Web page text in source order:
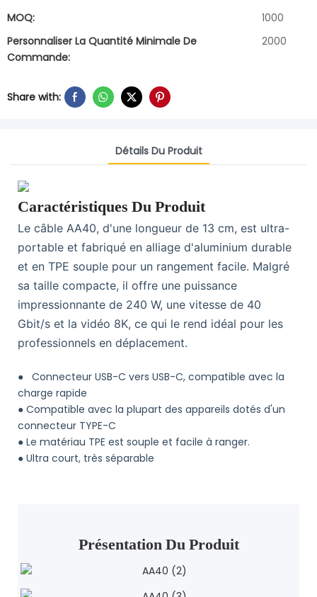
MOQ:
1000
Personnaliser La Quantité Minimale De
Commande:
2000
Share with:
Détails Du Produit
Caractéristiques Du Produit
Le câble AA40, d'une longueur de 13 cm, est ultra-
portable et fabriqué en alliage d'aluminium durable
et en TPE souple pour un rangement facile. Malgré
sa taille compacte, il offre une puissance
impressionnante de 240 W, une vitesse de 40
Gbit/s et la vidéo 8K, ce qui le rend idéal pour les
professionnels en déplacement.
● Connecteur USB-C vers USB-C, compatible avec la
charge rapide
● Compatible avec la plupart des appareils dotés d'un
connecteur TYPE-C
● Le matériau TPE est souple et facile à ranger.
● Ultra court, très séparable
Présentation Du Produit